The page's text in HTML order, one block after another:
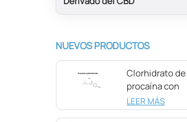
NUEVOS PRODUCTOS
Clorhidrato de
procaína con
pureza del 98 %
LEER MÁS